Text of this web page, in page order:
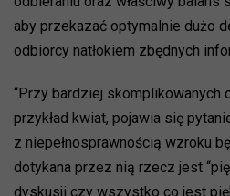
aby przekazać optymalnie dużo
odbiorcy natłokiem zbędnych
“Przy bardziej skomplikowanych
przykład kwiat, pojawia się
z niepełnosprawnością wzroku
dotykana przez nią rzecz jest
dyskusji czy wszystko co jest